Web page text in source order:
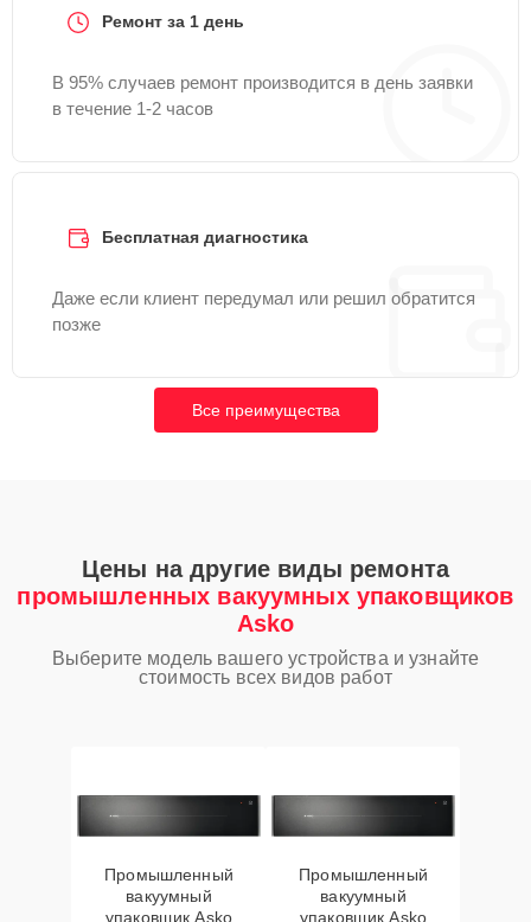
Ремонт за 1 день
В 95% случаев ремонт производится в день заявки
в течение 1-2 часов
Бесплатная диагностика
Даже если клиент передумал или решил обратится
позже
Все преимущества
Цены на другие виды ремонта
промышленных вакуумных упаковщиков
Asko
Выберите модель вашего устройства и узнайте
стоимость всех видов работ
Промышленный
вакуумный
упаковщик Asko
Промышленный
вакуумный
упаковщик Asko